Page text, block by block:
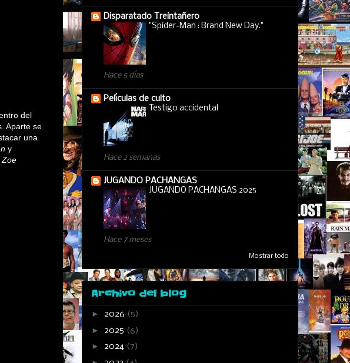
del
Aparte se
una
y
Zoe
Disparatado Treintañero
"Spider-Man : Brand New Day."
Hace 5 días
Películas de culto
Testigo accidental
Hace 2 semanas
JUGANDO PACHANGAS
JUGANDO PACHANGAS 2025
Hace 7 meses
Mostrar todo
Archivo del blog
► 2026 (5)
► 2025 (6)
► 2024 (7)